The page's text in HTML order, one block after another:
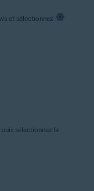
et sélectionnez
sélectionnez la